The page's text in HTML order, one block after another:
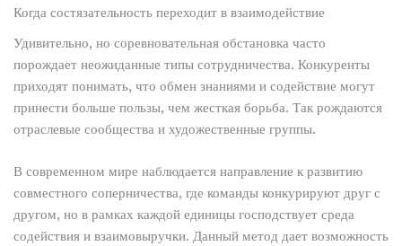
Когда состязательность переходит в взаимодействие
Удивительно, но соревновательная обстановка часто
порождает неожиданные типы сотрудничества. Конкуренты
приходят понимать, что обмен знаниями и содействие могут
принести больше пользы, чем жесткая борьба. Так рождаются
отраслевые сообщества и художественные группы.
В современном мире наблюдается направление к развитию
совместного соперничества, где команды конкурируют друг с
другом, но в рамках каждой единицы господствует среда
содействия и взаимовыручки. Данный метод дает возможность